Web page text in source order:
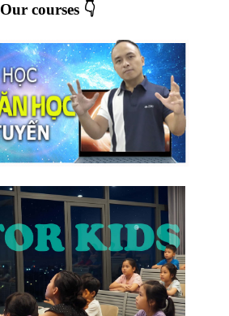
Our courses 👇